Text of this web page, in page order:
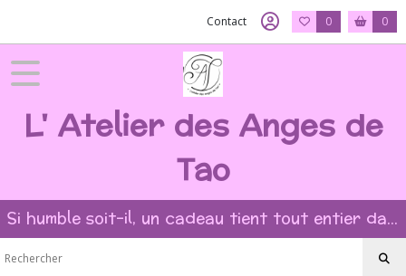
Contact 0 0
L' Atelier des Anges de
Tao
Si humble soit-il, un cadeau tient tout entier dans l'intention et la beauté du geste ?
FILTRES
Tous
Bagues
pierres
(19)